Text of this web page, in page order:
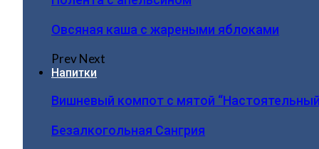
Овсяная каша с жареными яблоками
PrevNext
Напитки
Вишневый компот с мятой
Безалкогольная Сангрия